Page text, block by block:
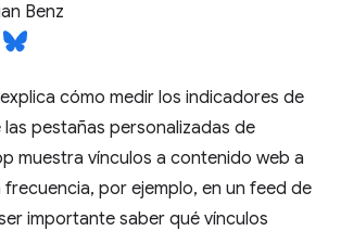
Benz
cómo medir los indicadores de
pestañas personalizadas de
muestra vínculos a contenido web a
por ejemplo, en un feed de
importante saber qué vínculos